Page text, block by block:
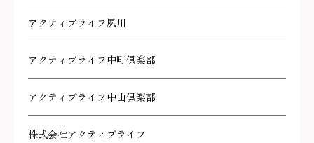
アクティブライフ夙川
アクティブライフ中町倶楽部
アクティブライフ中山倶楽部
株式会社アクティブライフ